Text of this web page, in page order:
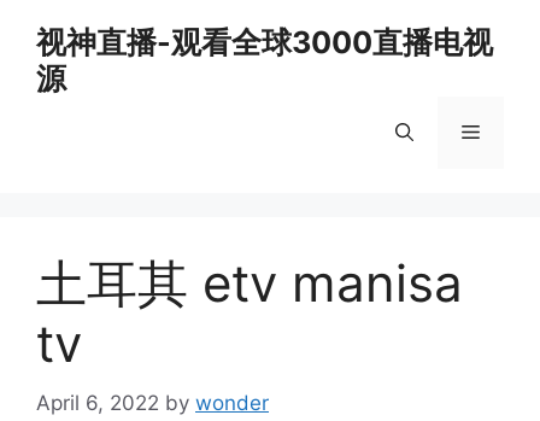
content
视神直播-观看全球3000直播电视
源
Menu
土耳其 etv manisa
tv
April 6, 2022 by wonder